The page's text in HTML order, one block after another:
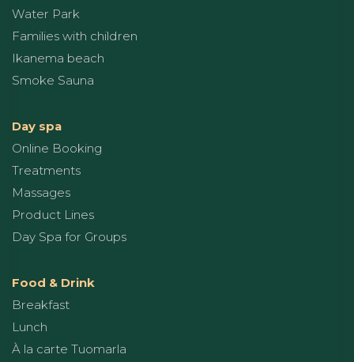
Water Park
Families with children
Ikanema beach
Smoke Sauna
Day spa
Online Booking
Treatments
Massages
Product Lines
Day Spa for Groups
Food & Drink
Breakfast
Lunch
À la carte Tuomarla